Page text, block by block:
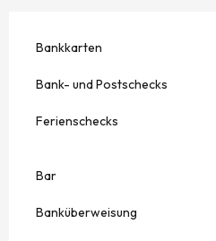
Bankkarten
Bank- und Postschecks
Ferienschecks
Bar
Banküberweisung